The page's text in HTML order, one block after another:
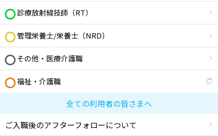
診療放射線技師（RT）
管理栄養士/栄養士（NRD）
その他・医療介護職
福祉・介護職
全ての利用者の皆さまへ
ご入職後のアフターフォローについて